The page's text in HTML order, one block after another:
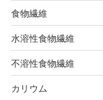
食物繊維
水溶性食物繊維
不溶性食物繊維
カリウム